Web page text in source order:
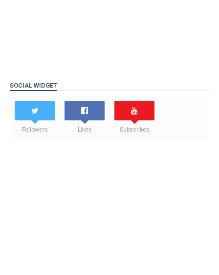
SOCIAL WIDGET
Followers Likes Subscribes